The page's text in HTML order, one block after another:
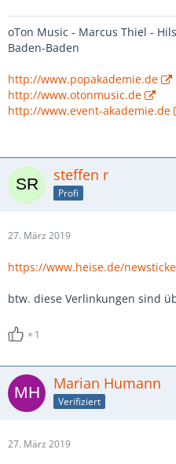
oTon Music - Marcus Thiel -
Baden-Baden
http://www.popakademie.de
http://www.otonmusic.de
http://www.event-akademie.de
steffen r
Profi
27. März 2019
https://www.heise.de/
btw. diese Verlinkungen sind
1
Marian Humann
Verifiziert
27. März 2019